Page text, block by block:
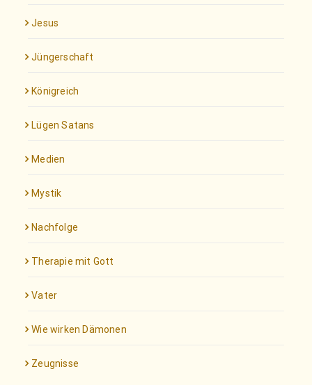
Jesus
Jüngerschaft
Königreich
Lügen Satans
Medien
Mystik
Nachfolge
Therapie mit Gott
Vater
Wie wirken Dämonen
Zeugnisse